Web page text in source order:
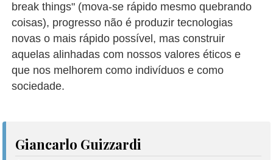
break things" (mova-se rápido mesmo quebrando
coisas), progresso não é produzir tecnologias
novas o mais rápido possível, mas construir
aquelas alinhadas com nossos valores éticos e
que nos melhorem como indivíduos e como
sociedade.
Giancarlo Guizzardi